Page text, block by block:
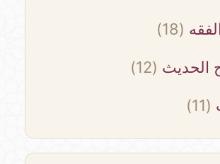
(18)
(12)
(11)